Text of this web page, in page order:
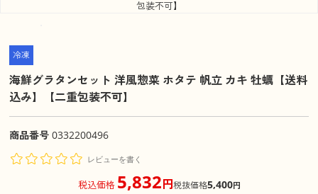
冷凍
海鮮グラタンセット 洋風惣菜 ホタテ 帆立 カキ 牡蠣【送料
込み】【二重包装不可】
商品番号 0332200496
レビューを書く
税込価格 5,832円税抜価格5,400円